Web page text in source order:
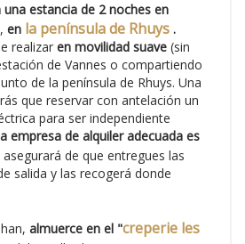
una estancia de 2 noches en
, en la península de Rhuys .
realizar en movilidad suave (sin
de Vannes o compartiendo
de la península de Rhuys. Una
que reservar con antelación un
para ser independiente
empresa de alquiler adecuada es
de que entregues las
salida y las recogerá donde
almuerce en el "creperie les